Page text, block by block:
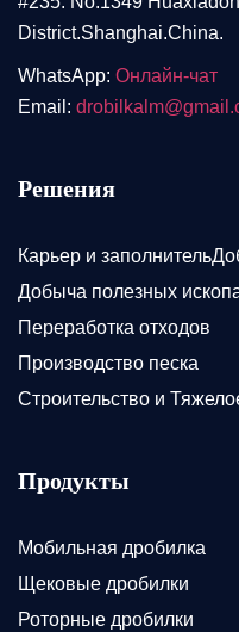
District.Shanghai.China.
WhatsApp: Онлайн-чат
Email:
Решения
Карьер и
Добыча полезных
Переработка отходов
Производство песка
Строительство и
Продукты
Мобильная дробилка
Щековые дробилки
Роторные дробилки